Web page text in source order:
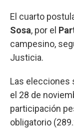
El cuarto
Sosa, por el
campesino,
Justicia.
Las elecciones
el 28 de
participación
obligatorio